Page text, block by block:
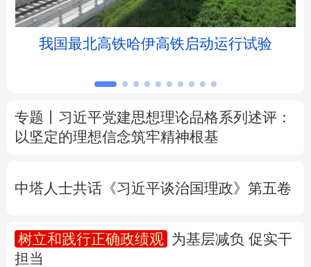
辽宁 吉林 上海 江苏
广东 广西 海南
新疆 内蒙古 黑龙江
我国最北高铁哈伊高铁启动运行试验
专题丨 习近平党建思想理论品格系列述评：
以坚定的理想信念筑牢精神根基
中塔人士共话《习近平谈治国理政》第五卷
树立和践行正确政绩观
为基层减负 促实干
担当